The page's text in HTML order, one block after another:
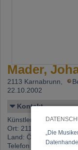
„Die
Mader,
2113 Karnabrunn,
22.10.2002
Kontakt
Künstlername: Mader,
Ort: 2113 Karnabrunn
Land: Österreich
Telefon 1: +43 (0)1 330